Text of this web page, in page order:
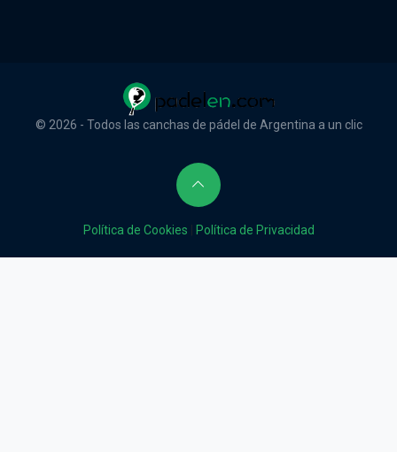
© 2026 - Todos las canchas de pádel de Argentina a un clic
Política de Cookies Política de Privacidad